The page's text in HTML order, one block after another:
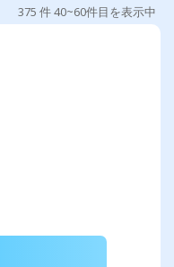
375 件 40~60件目を表示中